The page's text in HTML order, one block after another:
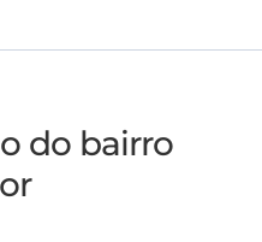
do bairro